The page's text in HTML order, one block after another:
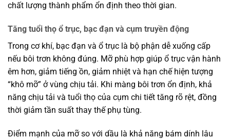
chất lượng thành phẩm ổn định theo thời gian.
Tăng tuổi thọ ổ trục, bạc đạn và cụm truyền động
Trong cơ khí, bạc đạn và ổ trục là bộ phận dễ xuống cấp
nếu bôi trơn không đúng. Mỡ phù hợp giúp ổ trục vận hành
êm hơn, giảm tiếng ồn, giảm nhiệt và hạn chế hiện tượng
“khô mỡ” ở vùng chịu tải. Khi màng bôi trơn ổn định, khả
năng chịu tải và tuổi thọ của cụm chi tiết tăng rõ rệt, đồng
thời giảm tần suất thay thế phụ tùng.
Điểm mạnh của mỡ so với dầu là khả năng bám dính lâu